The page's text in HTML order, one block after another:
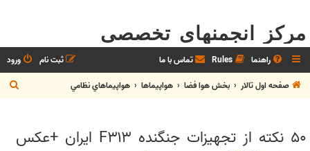
مرکز انجمنهای تخصصی
راهنما Rules تماس با ما ورود
ثبت نام
صفحه اول تالار
بخش هوا فضا هواپيماها هواپيماهاي نظامي
ج
س
۵۰ نکته از تجهیزات جنگنده F۳۱۳ ایران +عکس